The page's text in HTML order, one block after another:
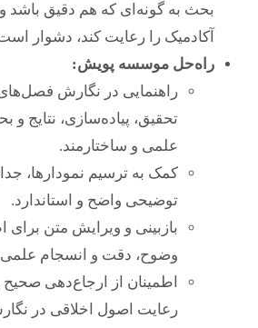
بحث به گونه‌ای که هم دقیق باشد و
آکادمیک را رعایت کند، دشوار
راه‌حل موسسه پویش:
راهنمایی در نگارش
تحقیق، پیاده‌سازی، نتایج و
علمی و ساختارمند.
کمک به ترسیم نمودارها،
توضیحی واضح و استاندارد.
بازبینی و ویرایش متن برای
وضوح، دقت و انسجام
اطمینان از ارجاع‌دهی صحیح
رعایت اصول اخلاقی در